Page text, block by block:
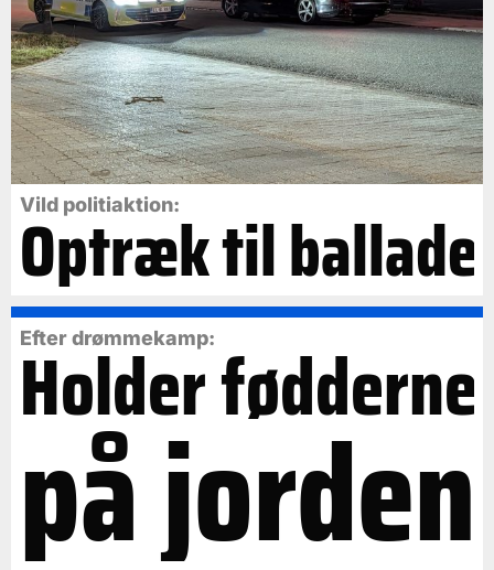
Vild politiaktion:
Optræk til ballade
Efter drømmekamp:
Holder fødderne
på jorden